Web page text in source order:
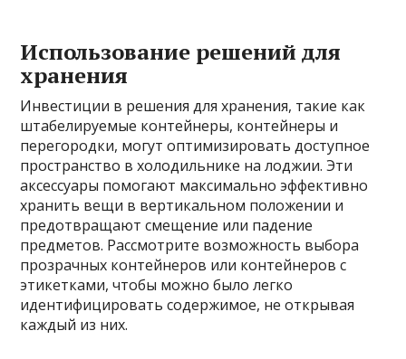
Использование решений для
хранения
Инвестиции в решения для хранения, такие как
штабелируемые контейнеры, контейнеры и
перегородки, могут оптимизировать доступное
пространство в холодильнике на лоджии. Эти
аксессуары помогают максимально эффективно
хранить вещи в вертикальном положении и
предотвращают смещение или падение
предметов. Рассмотрите возможность выбора
прозрачных контейнеров или контейнеров с
этикетками, чтобы можно было легко
идентифицировать содержимое, не открывая
каждый из них.